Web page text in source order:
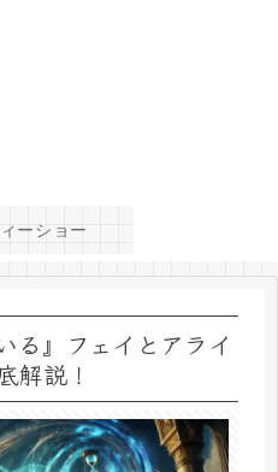
ーショー
る』フェイとアライ
解説！